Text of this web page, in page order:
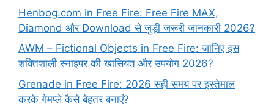
Henbog.com in Free Fire: Free Fire MAX,
Diamond और Download से जुड़ी जरूरी जानकारी 2026?
AWM – Fictional Objects in Free Fire: जानिए इस
शक्तिशाली स्नाइपर की खासियत और उपयोग 2026?
Grenade in Free Fire: 2026 सही समय पर इस्तेमाल
करके गेमप्ले कैसे बेहतर बनाएं?